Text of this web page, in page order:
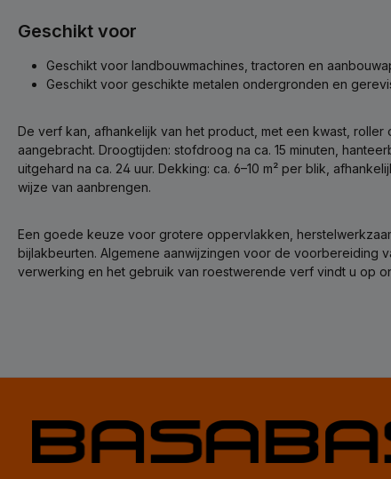
Geschikt voor
Geschikt voor landbouwmachines, tractoren en
Geschikt voor geschikte metalen ondergronden en
De verf kan, afhankelijk van het product, met een kwast, roller
aangebracht. Droogtijden: stofdroog na ca. 15 minuten,
uitgehard na ca. 24 uur. Dekking: ca. 6–10 m² per blik,
wijze van aanbrengen.
Een goede keuze voor grotere oppervlakken,
bijlakbeurten. Algemene aanwijzingen voor de voorbereiding
verwerking en het gebruik van roestwerende verf vindt u op